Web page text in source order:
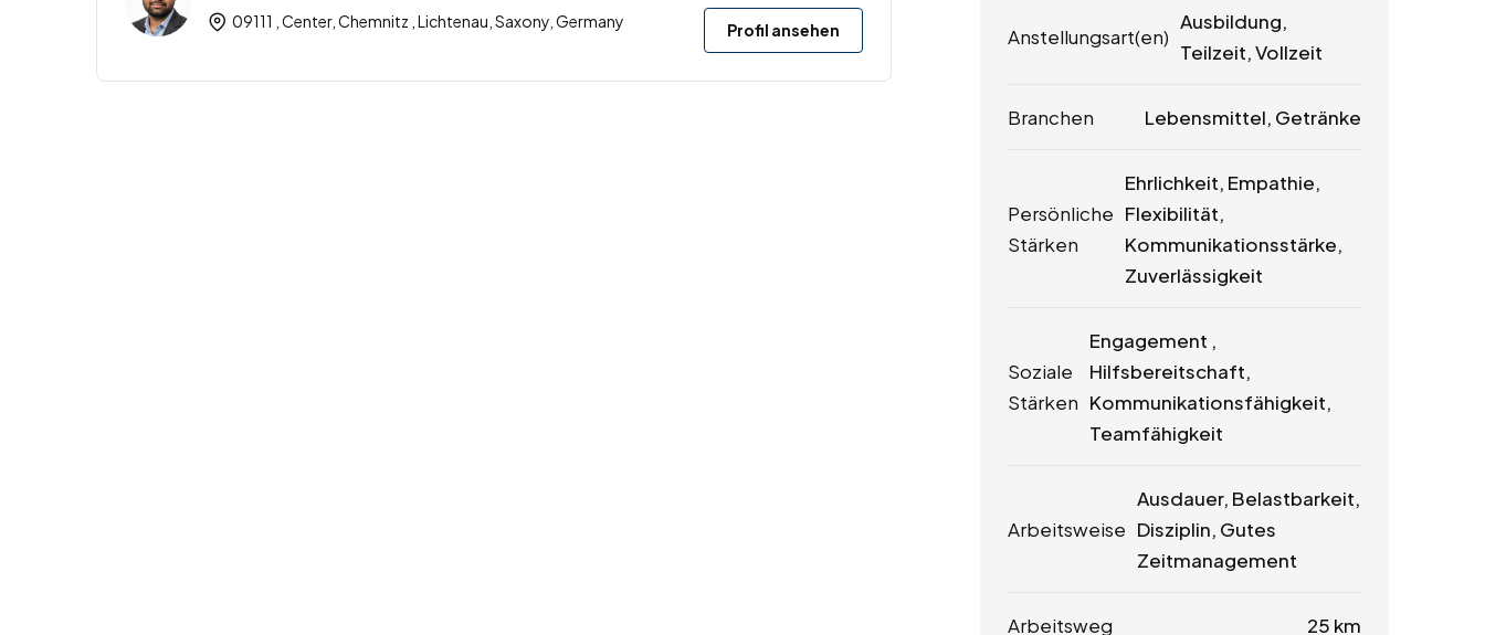
09111 , Center, Chemnitz , Lichtenau, Saxony, Germany Profil ansehen Anstellungsart(en)
Ausbildung,
Teilzeit, Vollzeit
Branchen Lebensmittel, Getränke
Persönliche
Stärken
Ehrlichkeit, Empathie,
Flexibilität,
Kommunikationsstärke,
Zuverlässigkeit
Soziale
Stärken
Engagement ,
Hilfsbereitschaft,
Kommunikationsfähigkeit,
Teamfähigkeit
Arbeitsweise
Ausdauer, Belastbarkeit,
Disziplin, Gutes
Zeitmanagement
Arbeitsweg 25 km